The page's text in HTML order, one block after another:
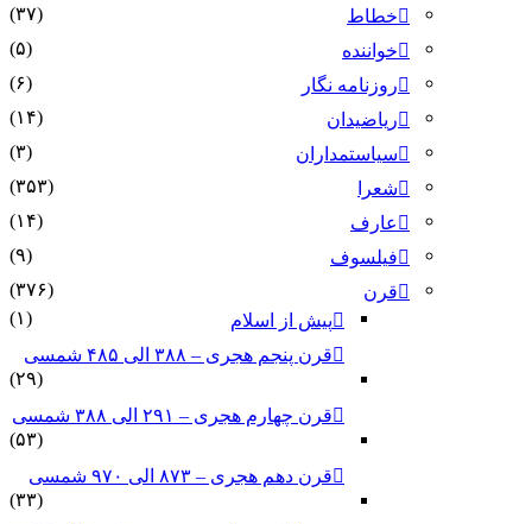
خطاط
(۳۷)
خواننده
(۵)
روزنامه نگار
(۶)
ریاضیدان
(۱۴)
سیاستمداران
(۳)
شعرا
(۳۵۳)
عارف
(۱۴)
فیلسوف
(۹)
قرن
(۳۷۶)
پیش از اسلام
(۱)
قرن پنجم هجری – ۳۸۸ الی ۴۸۵ شمسی
(۲۹)
قرن چهارم هجری – ۲۹۱ الی ۳۸۸ شمسی
(۵۳)
قرن دهم هجری – ۸۷۳ الی ۹۷۰ شمسی
(۳۳)